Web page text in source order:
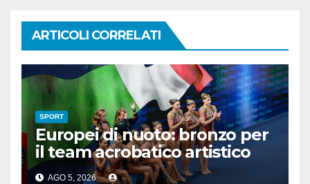
ARTICOLI CORRELATI
SPORT
Europei di nuoto: bronzo per
il team acrobatico artistico
dell’Italia
AGO 5, 2026